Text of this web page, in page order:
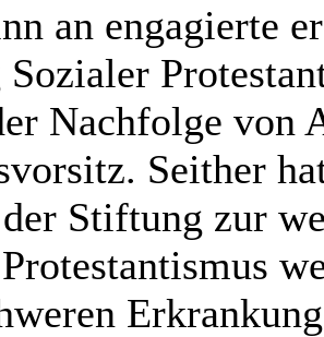
an engagierte
Nachfolge von
Seither
der Stiftung zur